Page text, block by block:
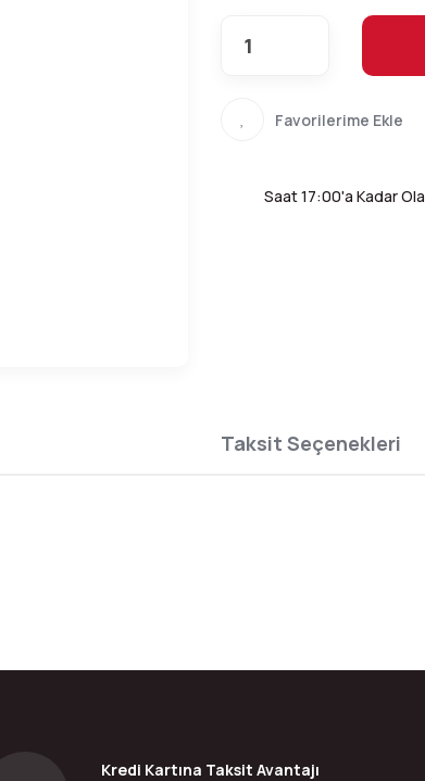
Saat 17:00'a Kadar
Taksit Seçenekleri
Kredi Kartına Taksit Avantajı